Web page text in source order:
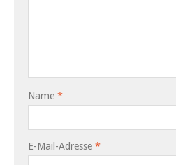
Name *
E-Mail-Adresse *